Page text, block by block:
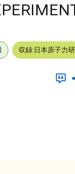
収録:日本原子力